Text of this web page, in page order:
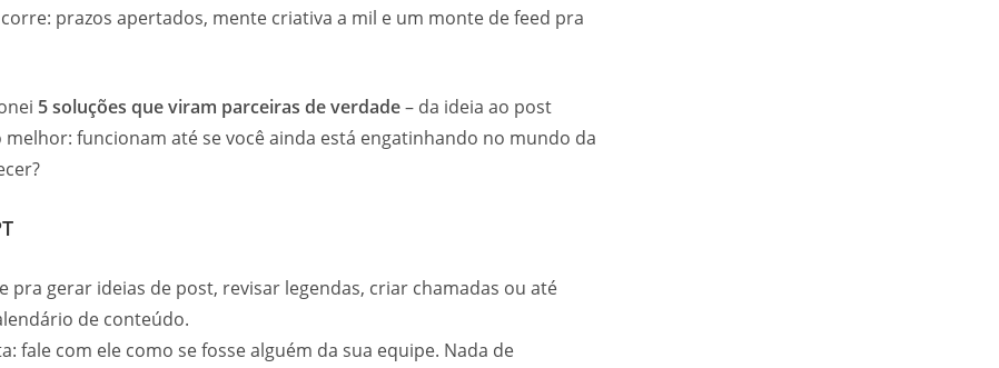
prazos apertados, mente criativa a mil e um monte de feed pra
5 soluções que viram parceiras de verdade– da ideia ao post
melhor: funcionam até se você ainda está engatinhando no mundo da
pra gerar ideias de post, revisar legendas, criar chamadas ou até
de conteúdo.
fale com ele como se fosse alguém da sua equipe. Nada de